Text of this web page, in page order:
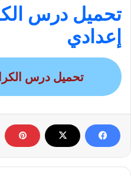
تحميل درس
إعدادي
تحميل درس